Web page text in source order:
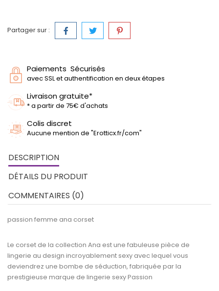
Partager sur :
Paiements Sécurisés
avec SSL et authentification en deux étapes
Livraison gratuite*
* a partir de 75€ d'achats
Colis discret
Aucune mention de "Erotticx.fr/com"
DESCRIPTION
DÉTAILS DU PRODUIT
COMMENTAIRES (0)
passion femme ana corset
Le corset de la collection Ana est une fabuleuse pièce de
lingerie au design incroyablement sexy avec lequel vous
deviendrez une bombe de séduction, fabriquée par la
prestigieuse marque de lingerie sexy Passion